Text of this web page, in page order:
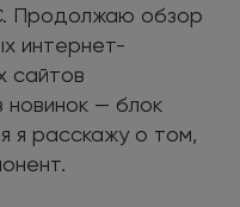
Продолжаю обзор
интернет-
сайтов
новинок — блок
я расскажу о том,